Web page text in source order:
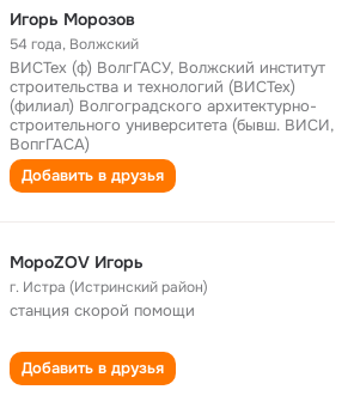
Игорь Морозов
54 года, Волжский
ВИСТех (ф) ВолгГАСУ, Волжский институт
строительства и технологий (ВИСТех)
(филиал) Волгоградского архитектурно-
строительного университета (бывш. ВИСИ,
ВопгГАСА)
Добавить в друзья
МороZOV Игорь
г. Истра (Истринский район)
станция скорой помощи
Добавить в друзья